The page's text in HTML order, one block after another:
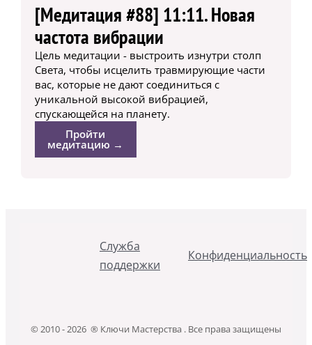
[Медитация #88] 11:11. Новая
частота вибрации
Цель медитации - выстроить изнутри столп
Света, чтобы исцелить травмирующие части
вас, которые не дают соединиться с
уникальной высокой вибрацией,
спускающейся на планету.
Пройти
медитацию →
Служба
поддержки
Конфиденциальность
© 2010 - 2026 ® Ключи Мастерства . Все права защищены